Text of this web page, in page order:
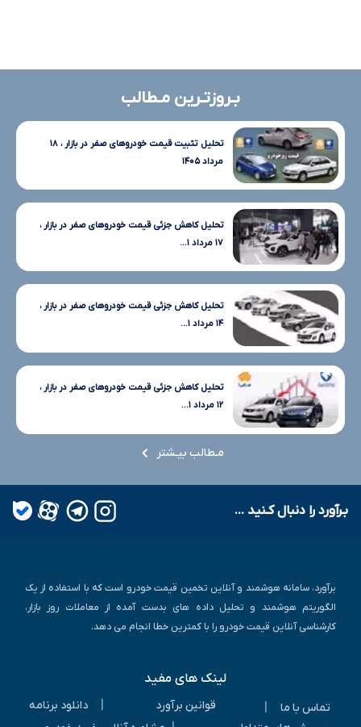
بـروزتـرین مـطالب
تحلیل تثبیت قیمت خودروهای صفر در بازار ، ۱۸
مرداد ۱۴۰۵
تحلیل کاهش جزئی قیمت خودروهای صفر در بازار ،
۱۷ مرداد ۱...
تحلیل کاهش جزئی قیمت خودروهای صفر در بازار ،
۱۴ مرداد ۱...
تحلیل کاهش جزئی قیمت خودروهای صفر در بازار ،
۱۲ مرداد ۱...
مـطالب بیـشتر
بـرآورد را دنبال کـنید ...
برآورد، سامانه هوشمند و آنلاین تخمین قیمت خودرو است که با استفاده از یک
الگوریتم هوشمند و تحلیل داده های بدست آمده از معاملات روز بازار،
کارشناسی آنلاین قیمت خودرو را با کمترین خطا انجام می دهد.
لینک های مفید
تماس با ما قوانین برآورد
دانلود برنامه